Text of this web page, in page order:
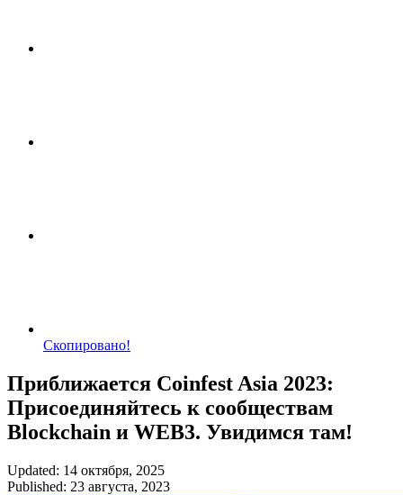
Скопировано!
Приближается Coinfest Asia 2023:
Присоединяйтесь к сообществам
Blockchain и WEB3. Увидимся там!
Updated: 14 октября, 2025
Published: 23 августа, 2023